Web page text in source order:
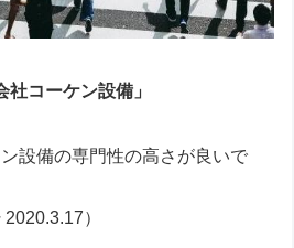
コーケン設備」
設備の専門性の高さが良いで
）